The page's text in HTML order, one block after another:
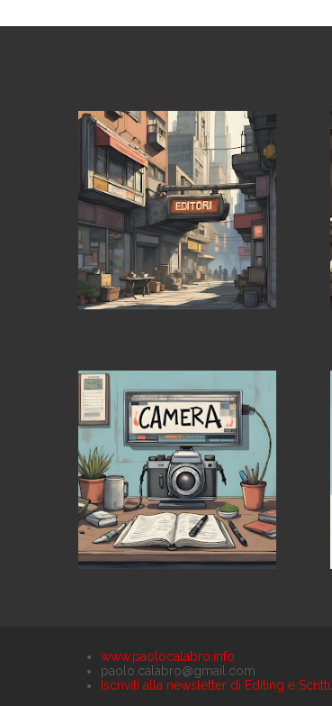
www.paolocalabro.info
paolo.calabro@gmail.com
Iscriviti alla newsletter di Editing e